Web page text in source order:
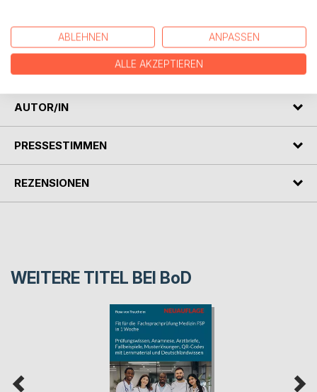
Ebene gleichermassen davon profitieren, trägt das
Autogene Training zu einer verbesserten ganzheitlichen
AUTOR/IN
PRESSESTIMMEN
REZENSIONEN
WEITERE TITEL BEI BoD
ABLEHNEN ANPASSEN
ALLE AKZEPTIEREN